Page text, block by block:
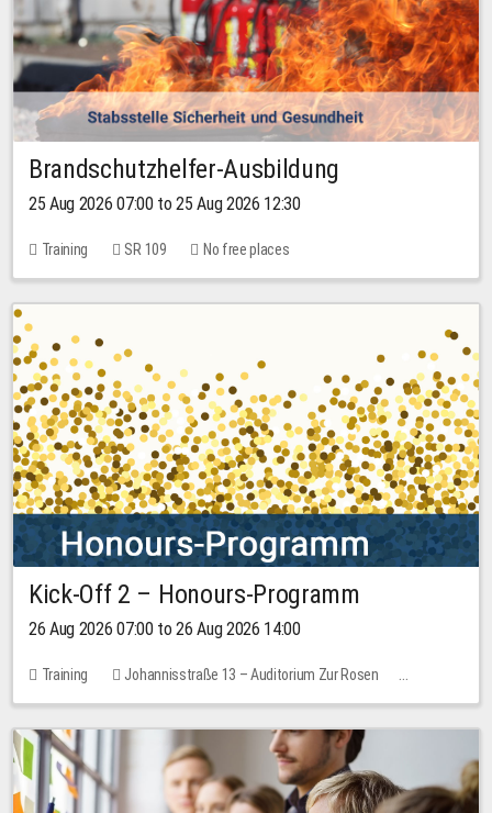
Brandschutzhelfer-Ausbildung
25 Aug 2026 07:00 to 25 Aug 2026 12:30
Training SR 109 No free places
Kick-Off 2 – Honours-Programm
26 Aug 2026 07:00 to 26 Aug 2026 14:00
Training
Johannisstraße 13 – Auditorium Zur Rosen
No free places